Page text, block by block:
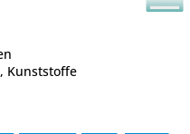
Kunststoffe